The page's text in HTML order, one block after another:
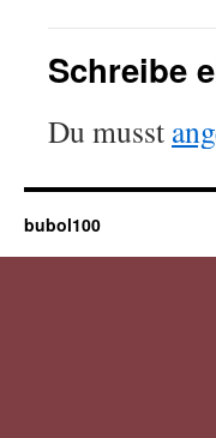
Schreibe
Du musst
bubol100